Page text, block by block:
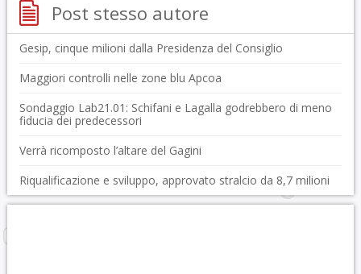
Post stesso autore
Gesip, cinque milioni dalla Presidenza del Consiglio
Maggiori controlli nelle zone blu Apcoa
Sondaggio Lab21.01: Schifani e Lagalla godrebbero di meno
fiducia dei predecessori
Verrà ricomposto l’altare del Gagini
Riqualificazione e sviluppo, approvato stralcio da 8,7 milioni